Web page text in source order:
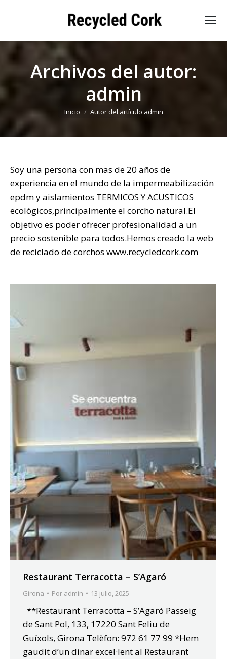
Archivos del autor:
admin
Estás aquí:
Inicio Autor del artículo admin
Soy una persona con mas de 20 años de
experiencia en el mundo de la impermeabilización
epdm y aislamientos TERMICOS Y ACUSTICOS
ecológicos,principalmente el corcho natural.El
objetivo es poder ofrecer profesionalidad a un
precio sostenible para todos.Hemos creado la web
de reciclado de corchos www.recycledcork.com
Restaurant Terracotta – S’Agaró
Girona Por admin 13 julio, 2025
**Restaurant Terracotta – S’Agaró Passeig
de Sant Pol, 133, 17220 Sant Feliu de
Guíxols, Girona Telèfon: 972 61 77 99 *Hem
gaudit d’un dinar excel·lent al Restaurant